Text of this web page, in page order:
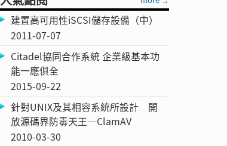
建置高可用性iSCSI儲存設備（中）
2011-07-07
Citadel協同合作系統 企業級基本功
能一應俱全
2015-09-22
針對UNIX及其相容系統所設計 開
放源碼界防毒天王—ClamAV
2010-03-30